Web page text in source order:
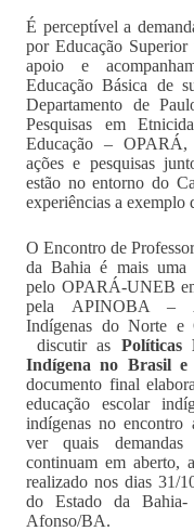
É perceptível a
por Educação
apoio e
Educação Básica de
Departamento de
Pesquisas em
Educação –
ações e pesquisas
estão no entorno do
experiências a exemplo
O Encontro de
da Bahia é mais uma
pelo OPARÁ-UNEB
pela APINOBA –
Indígenas do Norte e
discutir as Políticas
Indígena no Brasil e
documento final
educação escolar
indígenas no encontro
ver quais
continuam em aberto,
realizado nos dias 31/
do Estado da
Afonso/BA.